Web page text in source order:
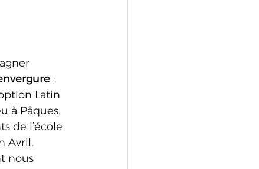
:
Latin
à Pâques.
de l’école
Avril.
nous